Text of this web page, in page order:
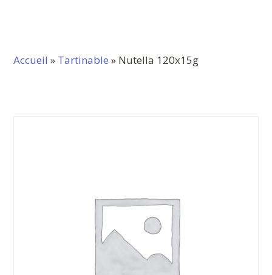
Accueil » Tartinable » Nutella 120x15g